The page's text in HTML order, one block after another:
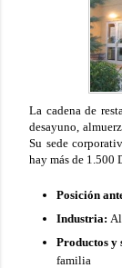
La cadena de
desayuno,
Su sede
hay más de 1.500
Posición
Industria:
Productos y
familia